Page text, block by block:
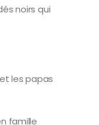
noirs qui
les papas
famille